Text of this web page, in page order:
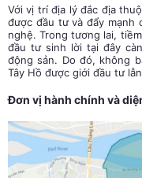
Với vị trí địa lý đắc địa
được đầu tư và đẩy mạnh
nghệ. Trong tương lai,
đầu tư sinh lời tại đây
động sản. Do đó, không
Tây Hồ được giới đầu tư
Đơn vị hành chính và